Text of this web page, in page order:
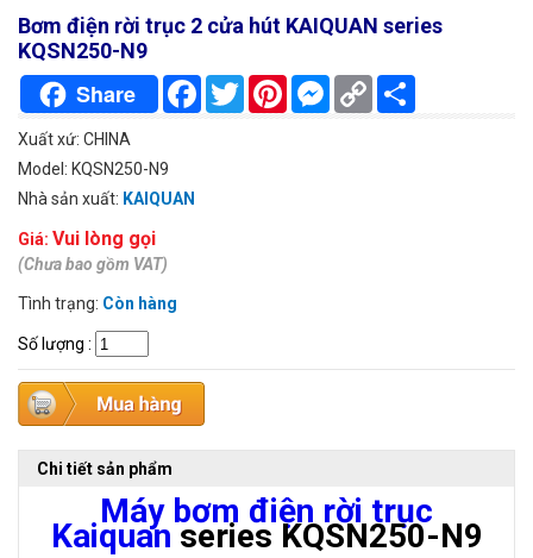
Bơm điện rời trục 2 cửa hút KAIQUAN series
KQSN250-N9
Share FacebookTwitterPinterestMessenger
Copy
Link
Xuất xứ: CHINA
Model: KQSN250-N9
Nhà sản xuất: KAIQUAN
Giá: Vui lòng gọi
(Chưa bao gồm VAT)
Tình trạng: Còn hàng
Số lượng :
Chi tiết sản phẩm
Máy bơm điện rời trục
Kaiquan series KQSN250-N9